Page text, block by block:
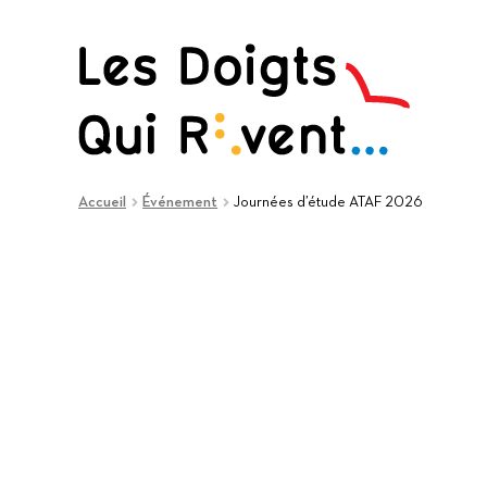
navigation
contenu
Accueil Événement Journées d’étude ATAF 2026